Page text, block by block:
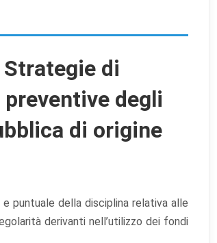
di
degli
di origine
puntuale della disciplina relativa alle
derivanti nell’utilizzo dei fondi